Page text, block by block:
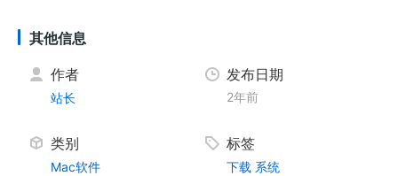
其他信息
作者
站长
发布日期
2年前
类别
Mac软件
标签
下载 系统